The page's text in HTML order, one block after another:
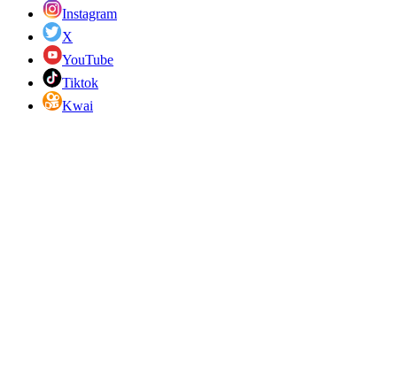
Instagram
X
YouTube
Tiktok
Kwai